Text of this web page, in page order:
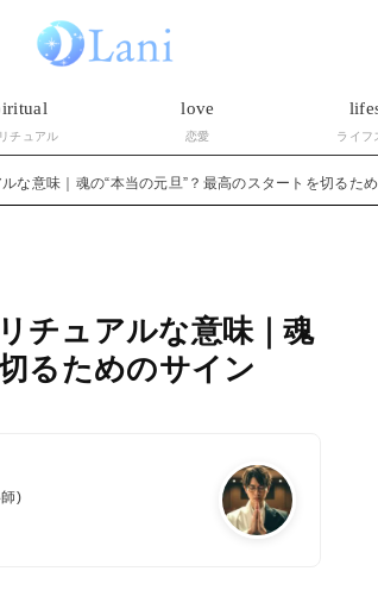
チュアル
love
恋愛 ライフ
な意味｜魂の“本当の元旦”？最高のスタートを切るた
チュアルな意味｜魂
るためのサイン
)